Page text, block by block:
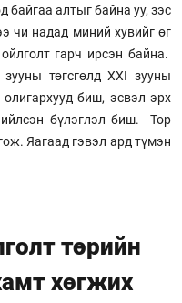
алтыг байна уу, зэс
чи надад миний хувийг өг
гарч ирсэн байна.
төгсгөлд ХХI зууны
биш, эсвэл эрх
бүлэглэл биш. Төр
Яагаад гэвэл ард түмэн
төрийн
хөгжих